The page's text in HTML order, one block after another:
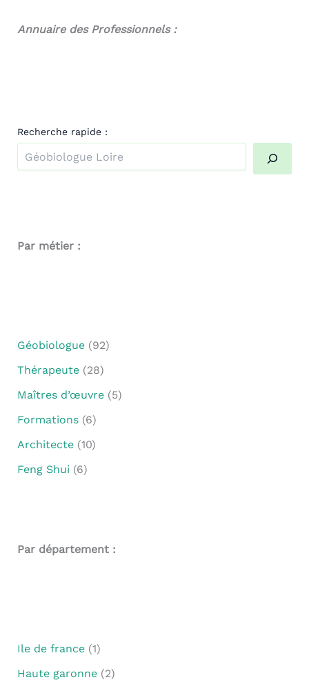
Annuaire des Professionnels :
Recherche rapide :
Par métier :
Géobiologue(92)
Thérapeute(28)
Maîtres d’œuvre(5)
Formations(6)
Architecte(10)
Feng Shui (6)
Par département :
Ile de france(1)
Haute garonne(2)